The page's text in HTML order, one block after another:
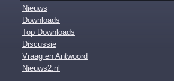
Nieuws
Downloads
Top Downloads
Discussie
Vraag en Antwoord
Nieuws2.nl